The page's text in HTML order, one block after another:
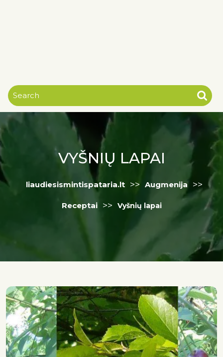
VYŠNIŲ LAPAI
liaudiesismintispataria.lt >> Augmenija >>
Receptai >> Vyšnių lapai